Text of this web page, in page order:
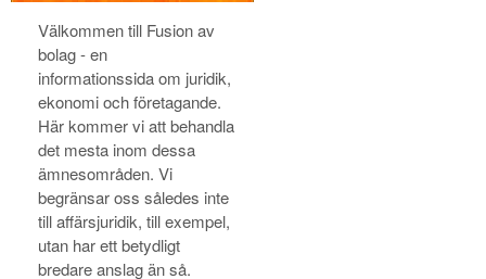
Välkommen till Fusion av
bolag - en
informationssida om juridik,
ekonomi och företagande.
Här kommer vi att behandla
det mesta inom dessa
ämnesområden. Vi
begränsar oss således inte
till affärsjuridik, till exempel,
utan har ett betydligt
bredare anslag än så.